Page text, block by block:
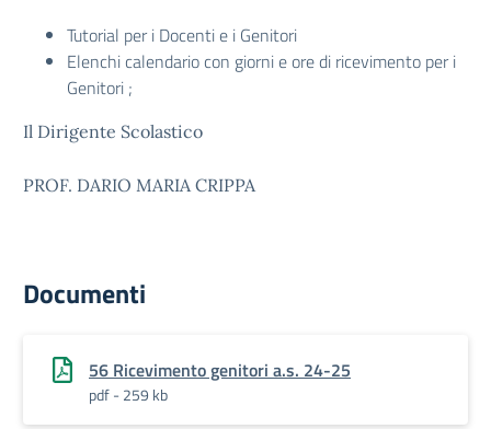
Tutorial per i Docenti e i Genitori
Elenchi calendario con giorni e ore di ricevimento per i
Genitori ;
Il Dirigente Scolastico
PROF. DARIO MARIA CRIPPA
Documenti
56 Ricevimento genitori a.s. 24-25
pdf - 259 kb